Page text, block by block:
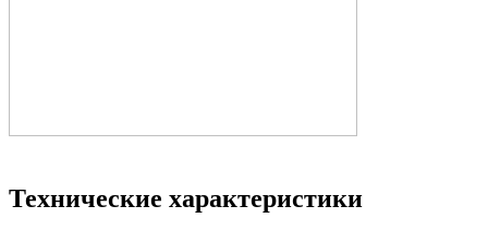
Технические характеристики